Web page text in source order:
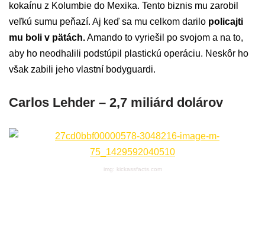
kokaínu z Kolumbie do Mexika. Tento biznis mu zarobil
veľkú sumu peňazí. Aj keď sa mu celkom darilo policajti
mu boli v pätách.Amando to vyriešil po svojom a na to,
aby ho neodhalili podstúpil plastickú operáciu. Neskôr ho
však zabili jeho vlastní bodyguardi.
Carlos Lehder – 2,7 miliárd dolárov
img: kickassfacts.com